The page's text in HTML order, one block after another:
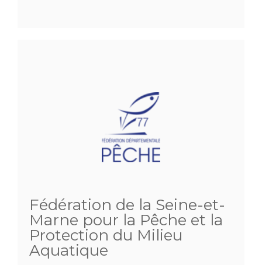
Fédération de la Seine-et-
Marne pour la Pêche et la
Protection du Milieu
Aquatique